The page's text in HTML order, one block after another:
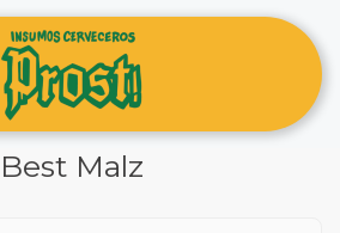
Best Malz